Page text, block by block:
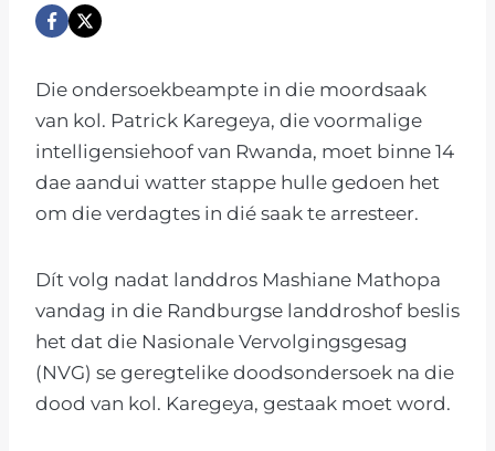
Die ondersoekbeampte in die moordsaak
van kol. Patrick Karegeya, die voormalige
intelligensiehoof van Rwanda, moet binne 14
dae aandui watter stappe hulle gedoen het
om die verdagtes in dié saak te arresteer.
Dít volg nadat landdros Mashiane Mathopa
vandag in die Randburgse landdroshof beslis
het dat die Nasionale Vervolgingsgesag
(NVG) se geregtelike doodsondersoek na die
dood van kol. Karegeya, gestaak moet word.